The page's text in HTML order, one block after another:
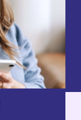
mūsu
lietotni